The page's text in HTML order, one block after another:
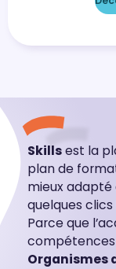
Skillsest la
plan de
mieux
quelques clics
Parce que
Organismes